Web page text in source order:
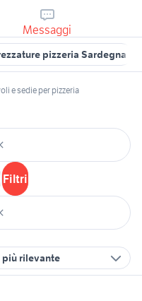
Messaggi
pizzeria Sardegna
e sedie per pizzeria
Filtri
più rilevante